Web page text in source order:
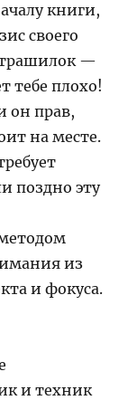
книги,
своего
—
тебе плохо!
он прав,
на месте.
поздно эту
из
и фокуса.
и техник